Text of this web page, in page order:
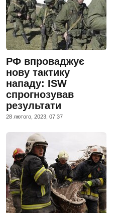
РФ впроваджує
нову тактику
нападу: ISW
спрогнозував
результати
28 лютого, 2023, 07:37